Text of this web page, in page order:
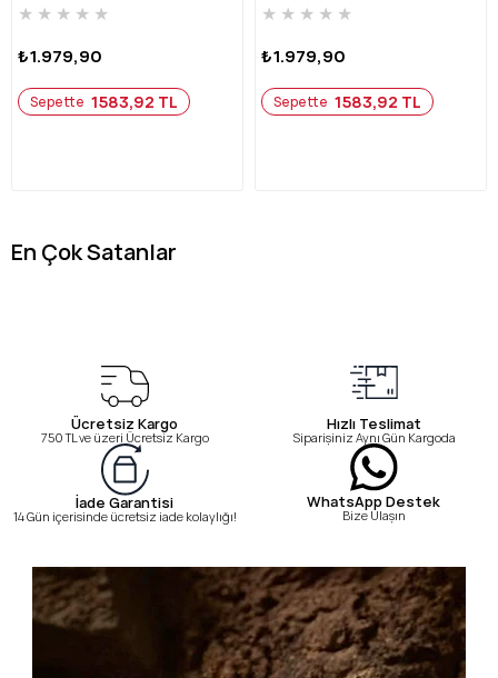
★ ★ ★ ★ ★
₺1.979,90
Sepette 1583,92 TL
★ ★ ★ ★ ★
₺1.979,90
Sepette 1583,92 TL
En Çok Satanlar
Ücretsiz Kargo
750 TL ve üzeri Ücretsiz Kargo
Hızlı Teslimat
Siparişiniz Aynı Gün Kargoda
İade Garantisi
14 Gün içerisinde ücretsiz iade kolaylığı!
WhatsApp Destek
Bize Ulaşın